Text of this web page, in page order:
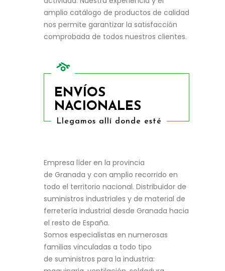
amplio catálogo de productos de calidad
nos permite garantizar la satisfacción
comprobada de todos nuestros clientes.
ENVÍOS
NACIONALES
Llegamos allí donde esté
Empresa líder en la provincia
de Granada y con amplio recorrido en
todo el territorio nacional. Distribuidor de
suministros industriales y de material de
ferretería industrial desde Granada hacia
el resto de España.
Somos especialistas en numerosas
familias vinculadas a todo tipo
de suministros para la industria: